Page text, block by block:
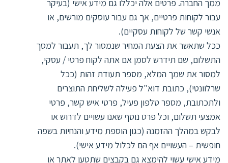
ממך החברה. פרטים אלה יכללו גם מידע אישי (בעיקר
עבור לקוחות פרטיים, אך גם עבור עוסקים מורשים, או
אנשי קשר של לקוחות עסקיים).
ככל שתאשר את הצעת המחיר שנמסור לך, תעבור למסך
התשלום, שם תידרש לסמן אם אתה לקוח פרטי / עסקי,
למסור את שמך המלא, מספר תעודת זהות (ככל
שרלוונטי), כתובת דוא"ל פעילה לשליחת התוצרים
ולתכתובת, מספר טלפון פעיל, פרטי איש קשר, פרטי
אמצעי תשלום, וכל פרט נוסף שאנו עשויים לדרוש או
לבקש במהלך ההזמנה (כגון הוספת מידע והנחיות בשפה
חופשית – העשויים אף הם לכלול מידע אישי).
מידע אישי עשוי להימצא גם בקבצים שתטען לאתר או